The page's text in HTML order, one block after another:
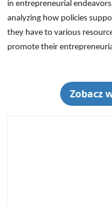
in entrepreneurial
analyzing how policies
they have to various
promote their
Zobacz